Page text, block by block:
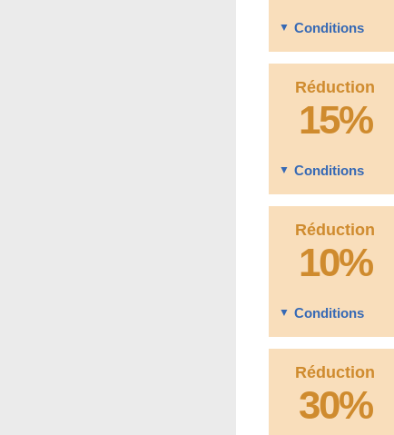
Conditions
Réduction
15%
Conditions
Réduction
10%
Conditions
Réduction
30%